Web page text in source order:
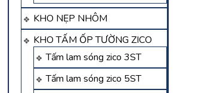
KHO NẸP NHÔM
KHO TẤM ỐP TƯỜNG ZICO
Tấm lam sóng zico 3ST
Tấm lam sóng zico 5ST